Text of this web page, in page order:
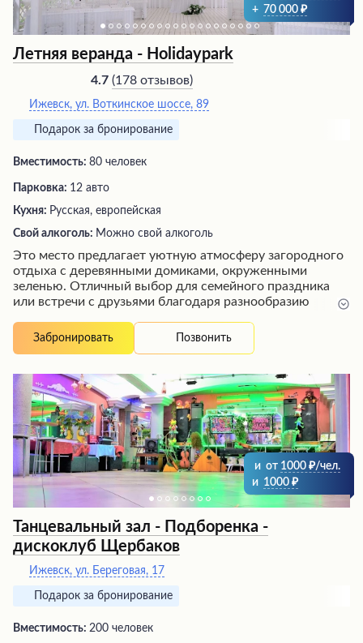
+ 70 000
Летняя веранда - Holidaypark
4.7 (178 отзывов)
Ижевск, ​ул. Воткинское шоссе, 89
Подарок за бронирование
Вместимость: 80 человек
Парковка: 12 авто
Кухня: Русская, европейская
Свой алкоголь: Можно свой алкоголь
Это место предлагает уютную атмосферу загородного
отдыха с деревянными домиками, окруженными
зеленью. Отличный выбор для семейного праздника
или встречи с друзьями благодаря разнообразию
Радушный персонал оперативно решает возникающие
вопросы, создавая гостеприимную обстановку.
Стоит учитывать, что в холодное время года в домиках
может быть прохладно, но это компенсируется
ощущением загородного уюта вдали от городской
суеты.
Забронировать Позвонить
и от 1000
/чел.
и 1000
Танцевальный зал - Подборенка -
дискоклуб Щербаков
Ижевск, ул. Береговая, 17
Подарок за бронирование
Вместимость: 200 человек